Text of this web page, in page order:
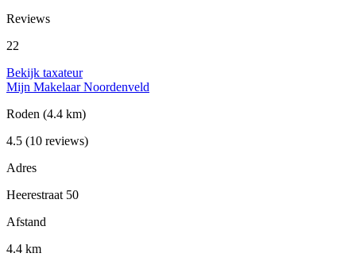
Reviews
22
Bekijk taxateur
Mijn Makelaar Noordenveld
Roden (4.4 km)
4.5 (10 reviews)
Adres
Heerestraat 50
Afstand
4.4 km